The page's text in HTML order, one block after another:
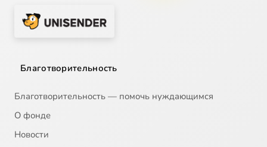
Благотворительность
Благотворительность — помочь нуждающимся
О фонде
Новости